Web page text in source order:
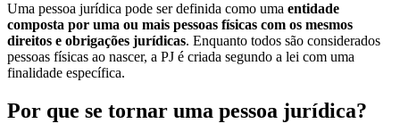
Uma pessoa jurídica pode ser definida como uma entidade
composta por uma ou mais pessoas físicas com os mesmos
direitos e obrigações jurídicas. Enquanto todos são considerados
pessoas físicas ao nascer, a PJ é criada segundo a lei com uma
finalidade específica.
Por que se tornar uma pessoa jurídica?